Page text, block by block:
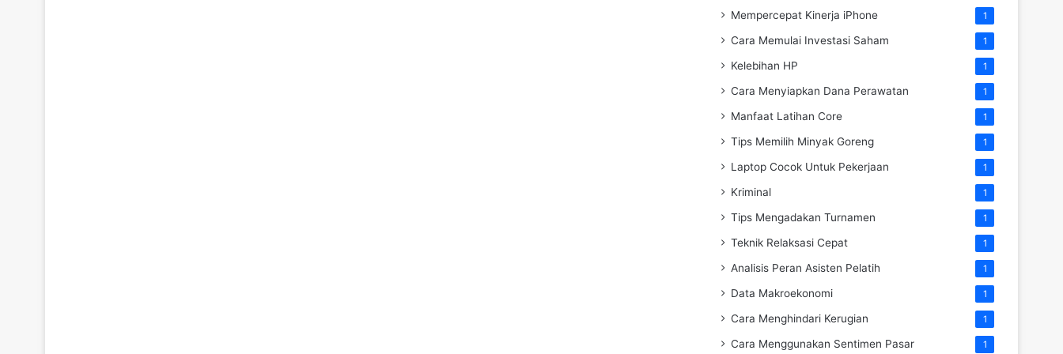
Mempercepat Kinerja iPhone 1
Cara Memulai Investasi Saham 1
Kelebihan HP 1
Cara Menyiapkan Dana Perawatan 1
Manfaat Latihan Core 1
Tips Memilih Minyak Goreng 1
Laptop Cocok Untuk Pekerjaan 1
Kriminal 1
Tips Mengadakan Turnamen 1
Teknik Relaksasi Cepat 1
Analisis Peran Asisten Pelatih 1
Data Makroekonomi 1
Cara Menghindari Kerugian 1
Cara Menggunakan Sentimen Pasar 1